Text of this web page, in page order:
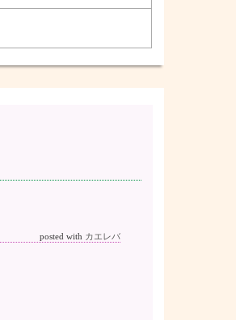
posted with カエレバ